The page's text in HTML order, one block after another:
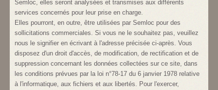
Semloc, elles seront analysées et transmises aux différents
services concernés pour leur prise en charge.
Elles pourront, en outre, être utilisées par Semloc pour des
sollicitations commerciales. Si vous ne le souhaitez pas, veuillez
nous le signifier en écrivant à l'adresse précisée ci-après. Vous
disposez d'un droit d'accès, de modification, de rectification et de
suppression concernant les données collectées sur ce site, dans
les conditions prévues par la loi n°78-17 du 6 janvier 1978 relative
à l'informatique, aux fichiers et aux libertés. Pour l'exercer,